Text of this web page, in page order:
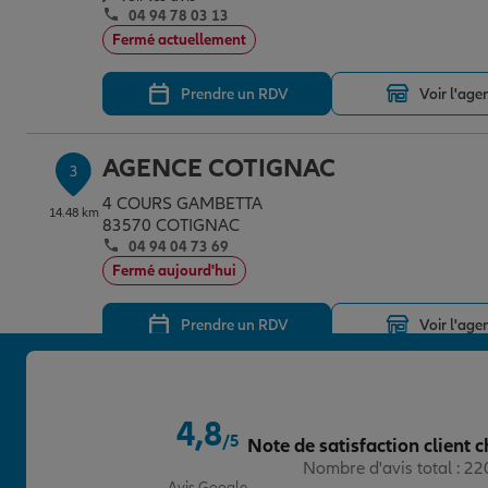
04 94 78 03 13
Fermé actuellement
Prendre un RDV Voir
3
14.48 km
AGENCE COTIGNAC
4 COURS GAMBETTA
83570 COTIGNAC
04 94 04 73 69
Fermé aujourd'hui
Prendre un RDV Voir
251 AVENUE SAINT JEAN
83170 BRIGNOLES
Note de 4.6 sur 5
(61 avis)
4,8/5 Note de satisfaction client
Nombre d'avis total :